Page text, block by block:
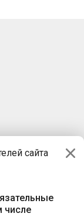
сайта
числе